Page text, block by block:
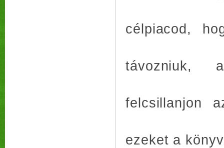
célpiacod,
távozniuk,
felcsillanjon
ezeket a